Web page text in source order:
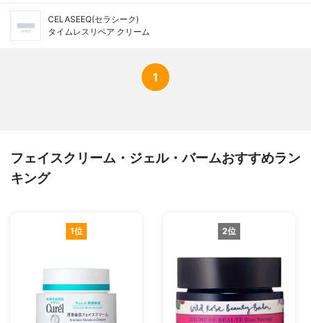
CELASEEQ(セラシーク)
タイムレスリペア クリーム
1
フェイスクリーム・ジェル・バームおすすめラン
キング
1位 2位